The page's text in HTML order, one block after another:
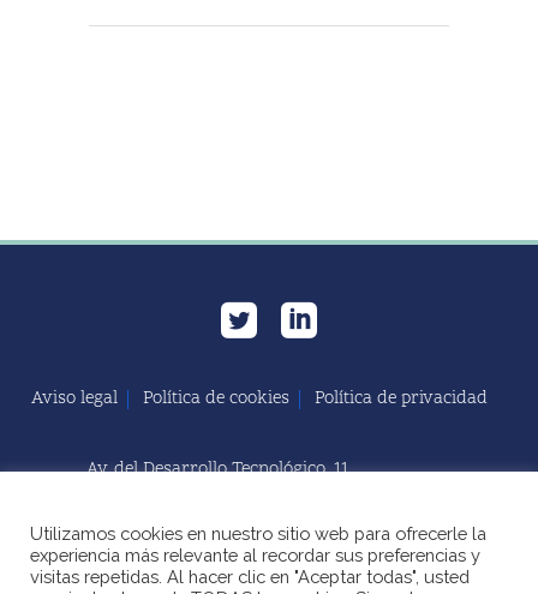
Aviso legal Política de cookies Política de privacidad
Av. del Desarrollo Tecnológico, 11
+34 856 060 603
Utilizamos cookies en nuestro sitio web para ofrecerle la
experiencia más relevante al recordar sus preferencias y
visitas repetidas. Al hacer clic en "Aceptar todas", usted